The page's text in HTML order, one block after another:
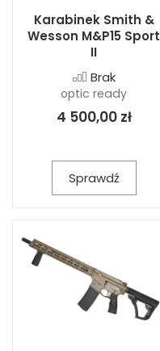
Karabinek Smith &
Wesson M&P15 Sport
II
Brak
optic ready
4 500,00 zł
Sprawdź